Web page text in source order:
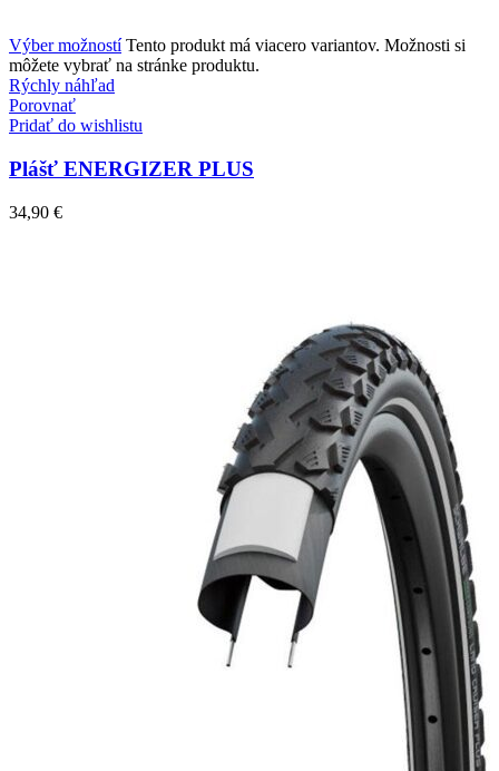
Výber možností Tento produkt má viacero variantov. Možnosti si
môžete vybrať na stránke produktu.
Rýchly náhľad
Porovnať
Pridať do wishlistu
Plášť ENERGIZER PLUS
34,90 €